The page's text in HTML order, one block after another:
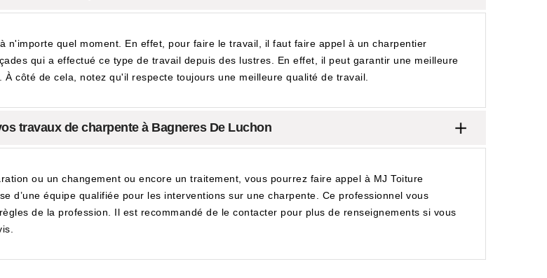
n'importe quel moment. En effet, pour faire le travail, il faut faire appel à un charpentier
qui a effectué ce type de travail depuis des lustres. En effet, il peut garantir une meilleure
côté de cela, notez qu'il respecte toujours une meilleure qualité de travail.
travaux de charpente à Bagneres De Luchon
ou un changement ou encore un traitement, vous pourrez faire appel à MJ Toiture
d’une équipe qualifiée pour les interventions sur une charpente. Ce professionnel vous
de la profession. Il est recommandé de le contacter pour plus de renseignements si vous